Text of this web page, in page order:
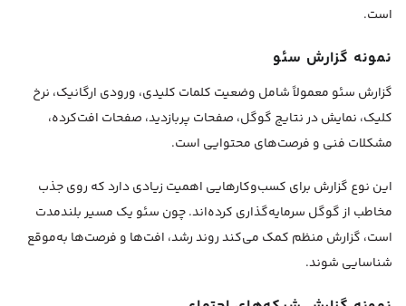
است.
نمونه گزارش سئو
گزارش سئو معمولاً شامل وضعیت کلمات کلیدی، ورودی ارگانیک، نرخ
کلیک، نمایش در نتایج گوگل، صفحات پربازدید، صفحات افت‌کرده،
مشکلات فنی و فرصت‌های محتوایی است.
این نوع گزارش برای کسب‌وکارهایی اهمیت زیادی دارد که روی جذب
مخاطب از گوگل سرمایه‌گذاری کرده‌اند. چون سئو یک مسیر بلندمدت
است، گزارش منظم کمک می‌کند روند رشد، افت‌ها و فرصت‌ها به‌موقع
شناسایی شوند.